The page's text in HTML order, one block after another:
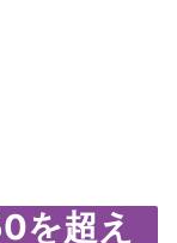
を超え